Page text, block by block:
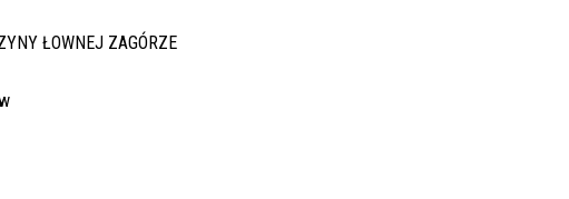
ŁOWNEJ ZAGÓRZE